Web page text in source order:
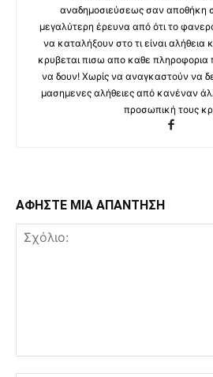
αναδημοσιεύσεως σαν αποθήκη
μεγαλύτερη έρευνα από ότι το
να καταλήξουν στο τι είναι αλήθεια
κρυβεται πισω απο καθε πληροφορια
να δουν! Χωρίς να αναγκαστούν να
μασημενες αλήθειες από κανέναν
προσωπική τους
ΑΦΗΣΤΕ ΜΙΑ ΑΠΑΝΤΗΣΗ